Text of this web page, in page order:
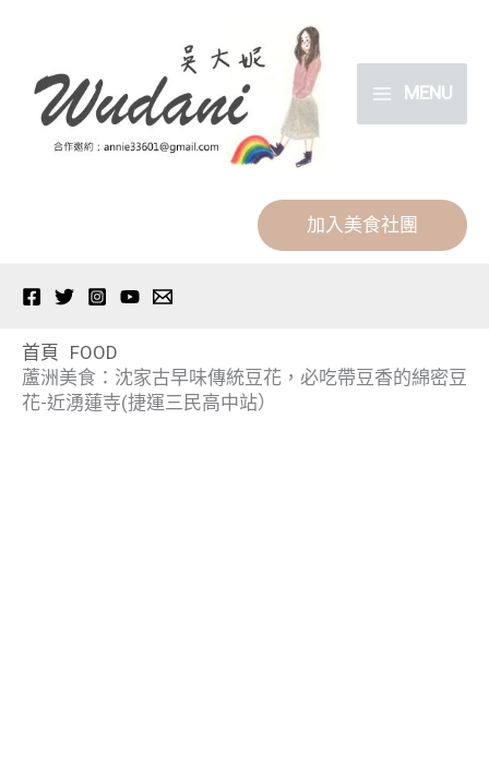
MENU
加入美食社團
首頁 FOOD
蘆洲美食：沈家古早味傳統豆花，必吃帶豆香的綿密豆
花-近湧蓮寺(捷運三民高中站）